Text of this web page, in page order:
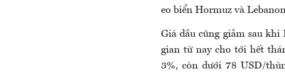
eo biển Hormuz và
Giá dầu cũng giảm sau
gian từ nay cho tới hết
3%, còn dưới 78 USD/